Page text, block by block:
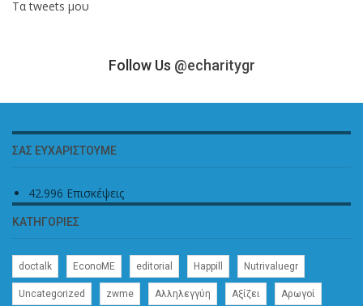
Τα tweets μου
Follow Us @echaritygr
ΣΑΣ ΕΥΧΑΡΙΣΤΟΎΜΕ
42.996 Επισκέψεις
ΚΑΤΗΓΟΡΊΕΣ
doctalk EconoME editorial Happill Nutrivaluegr
Uncategorized zwme Αλληλεγγύη Αξίζει Αρωγοί